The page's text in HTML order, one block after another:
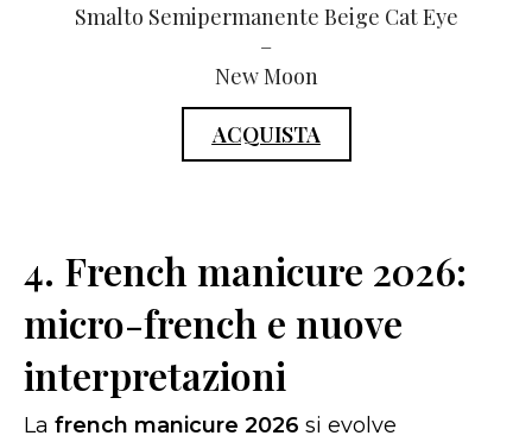
Smalto Semipermanente Beige Cat Eye
–
New Moon
ACQUISTA
4. French manicure 2026:
micro-french e nuove
interpretazioni
La french manicure 2026 si evolve